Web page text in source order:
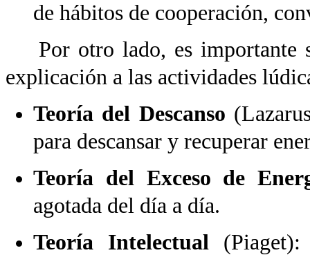
de hábitos de cooperación,
Por otro lado, es importante
explicación a las actividades
Teoría del Descanso
para descansar y recuperar
Teoría del Exceso de
agotada del día a día.
Teoría Intelectual(Piaget):